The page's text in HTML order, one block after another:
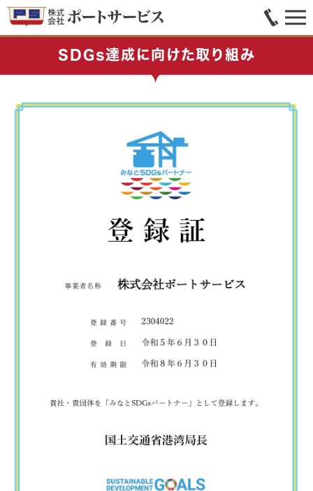
SDGs達成に向けた取り組み